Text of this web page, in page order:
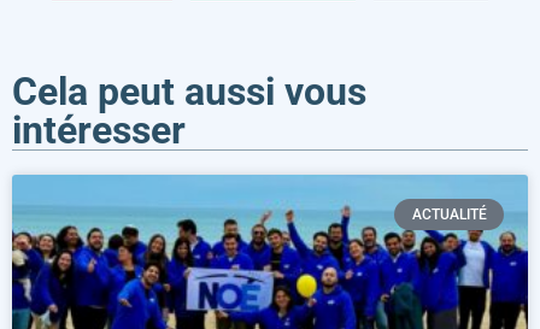
Cela peut aussi vous
intéresser
ACTUALITÉ